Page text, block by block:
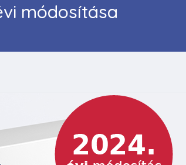
módosítása